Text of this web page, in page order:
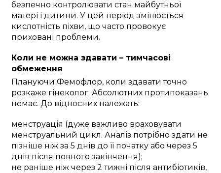
безпечно контролювати стан майбутньої
матері і дитини. У цей період змінюється
кислотність піхви, що часто провокує
приховані проблеми.
Коли не можна здавати – тимчасові
обмеження
Плануючи Фемофлор, коли здавати точно
розкаже гінеколог. Абсолютних протипоказань
немає. До відносних належать:
менструація (дуже важливо враховувати
менструальний цикл. Аналіз потрібно здати не
пізніше ніж за 5 днів до її початку або через 5
днів після повного закінчення);
не раніше ніж через 2 тижні після антибіотиків,